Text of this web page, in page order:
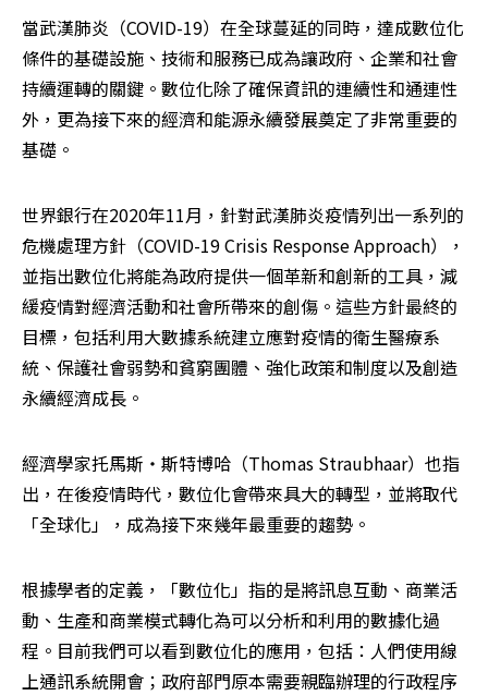
當武漢肺炎（COVID-19）在全球蔓延的同時，達成數位化
條件的基礎設施、技術和服務已成為讓政府、企業和社會
持續運轉的關鍵。數位化除了確保資訊的連續性和通連性
外，更為接下來的經濟和能源永續發展奠定了非常重要的
基礎。
世界銀行在2020年11月，針對武漢肺炎疫情列出一系列的
危機處理方針（COVID-19 Crisis Response Approach），
並指出數位化將能為政府提供一個革新和創新的工具，減
緩疫情對經濟活動和社會所帶來的創傷。這些方針最終的
目標，包括利用大數據系統建立應對疫情的衛生醫療系
統、保護社會弱勢和貧窮團體、強化政策和制度以及創造
永續經濟成長。
經濟學家托馬斯・斯特博哈（Thomas Straubhaar）也指
出，在後疫情時代，數位化會帶來具大的轉型，並將取代
「全球化」，成為接下來幾年最重要的趨勢。
根據學者的定義，「數位化」指的是將訊息互動、商業活
動、生產和商業模式轉化為可以分析和利用的數據化過
程。目前我們可以看到數位化的應用，包括：人們使用線
上通訊系統開會；政府部門原本需要親臨辦理的行政程序